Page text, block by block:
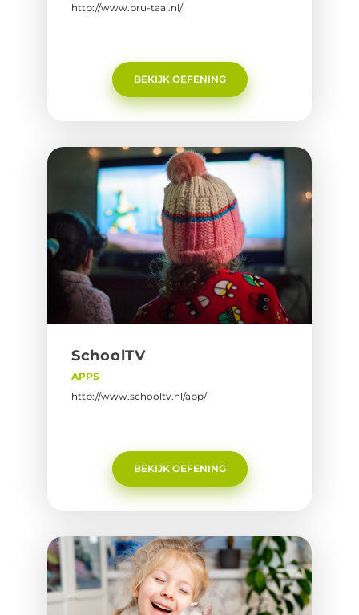
http://www.bru-taal.nl/
BEKIJK OEFENING
SchoolTV
APPS
http://www.schooltv.nl/app/
BEKIJK OEFENING